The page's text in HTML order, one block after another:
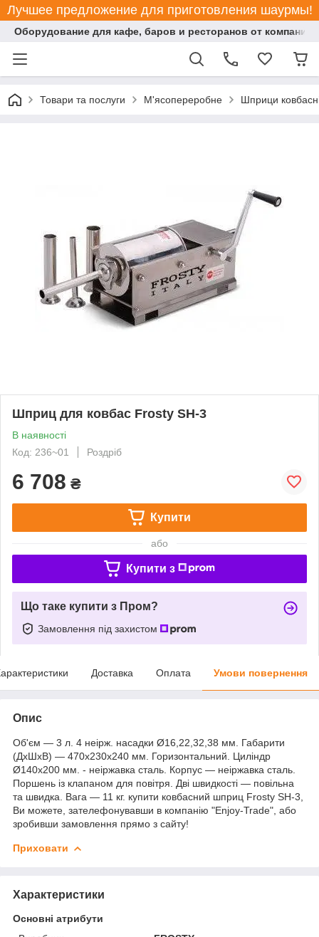
Лучшее предложение для приготовления шаурмы!
Оборудование для кафе, баров и ресторанов от компании
Товари та послуги М'ясопереробне Шприци
Шприц для ковбас Frosty SH-3
В наявності
Код: 236~01
Роздріб
6 708 ₴
Купити
або
Купити з
Що таке купити з Пром?
Замовлення під захистом
Доставка Оплата Умови повернення
Опис
Об'єм — 3 л. 4 неірж. насадки Ø16,22,32,38 мм. Габарити
(ДхШхВ) — 470х230х240 мм. Горизонтальний. Циліндр
Ø140х200 мм. - неіржавка сталь. Корпус — неіржавка сталь.
Поршень із клапаном для повітря. Дві швидкості — повільна
та швидка. Вага — 11 кг. купити ковбасний шприц Frosty SH-3,
Ви можете, зателефонувавши в компанію "Enjoy-Trade", або
зробивши замовлення прямо з сайту!
Приховати
Характеристики
Основні атрибути